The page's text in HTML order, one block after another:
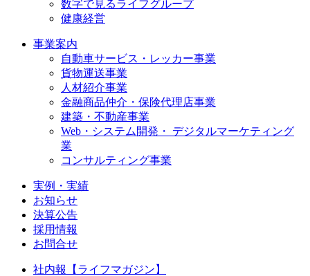
数字で見るライフグループ
健康経営
事業案内
自動車サービス・レッカー事業
貨物運送事業
人材紹介事業
金融商品仲介・保険代理店事業
建築・不動産事業
Web・システム開発・ デジタルマーケティング
業
コンサルティング事業
実例・実績
お知らせ
決算公告
採用情報
お問合せ
社内報【ライフマガジン】